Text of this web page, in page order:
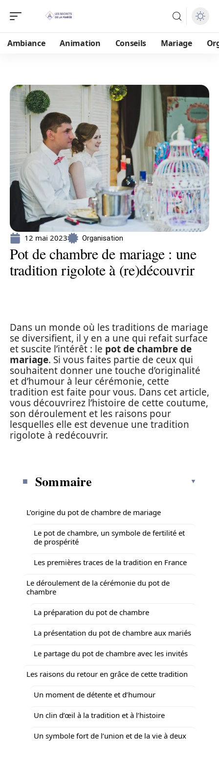
Ambiance Animation Conseils Mariage
12 mai 2023 Organisation
Pot de chambre de mariage : une
tradition rigolote à (re)découvrir
Dans un monde où les traditions de mariage
se diversifient, il y en a une qui refait surface
et suscite l’intérêt : le pot de chambre de
mariage. Si vous faites partie de ceux qui
souhaitent donner une touche d’originalité
et d’humour à leur cérémonie, cette
tradition est faite pour vous. Dans cet article,
vous découvrirez l’histoire de cette coutume,
son déroulement et les raisons pour
lesquelles elle est devenue une tradition
rigolote à redécouvrir.
Sommaire
L’origine du pot de chambre de mariage
Le pot de chambre, un symbole de fertilité et
de prospérité
Les premières traces de la tradition en France
Le déroulement de la cérémonie du pot de
chambre
La préparation du pot de chambre
La présentation du pot de chambre aux mariés
Le partage du pot de chambre avec les invités
Les raisons du retour en grâce de cette tradition
Un moment de détente et d’humour
Un clin d’œil à la tradition et à l’histoire
Un symbole fort de l’union et de la vie à deux